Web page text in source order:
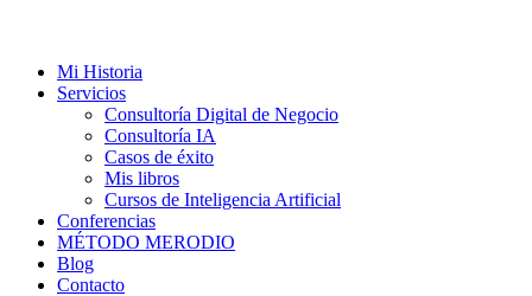
Mi Historia
Servicios
Consultoría Digital de Negocio
Consultoría IA
Casos de éxito
Mis libros
Cursos de Inteligencia Artificial
Conferencias
MÉTODO MERODIO
Blog
Contacto